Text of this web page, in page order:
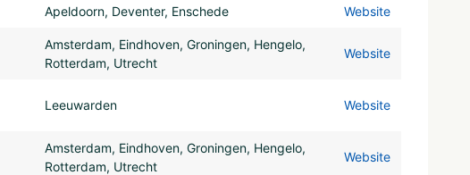
Apeldoorn, Deventer, Enschede Website
Amsterdam, Eindhoven, Groningen, Hengelo,
Rotterdam, Utrecht
Website
Leeuwarden Website
Amsterdam, Eindhoven, Groningen, Hengelo,
Rotterdam, Utrecht
Website